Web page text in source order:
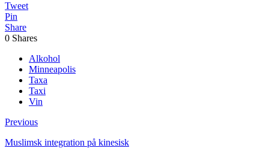
Tweet
Pin
Share
0 Shares
Alkohol
Minneapolis
Taxa
Taxi
Vin
Previous
Muslimsk integration på kinesisk